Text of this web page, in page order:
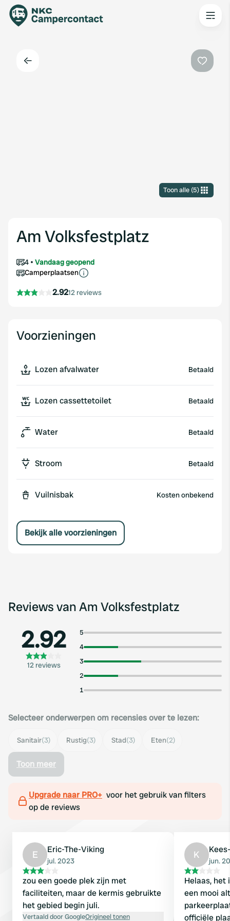
Toon alle(5)
Am Volksfestplatz
4
Vandaag geopend
Camperplaatsen
2.9212 reviews
Voorzieningen
Lozen afvalwater Betaald
Lozen cassettetoilet Betaald
Water Betaald
Stroom Betaald
Vuilnisbak Kosten onbekend
Bekijk alle voorzieningen
Reviews van Am Volksfestplatz
2.92
12 reviews
5
4
3
2
1
Selecteer onderwerpen om recensies over te lezen:
Sanitair(3) Rustig(3) Stad(3) Eten(2)
Toon meer
Upgrade naar PRO+ voor het gebruik van filters
op de reviews
E Eric-The-Viking
jul. 2023
zou een goede plek zijn met
faciliteiten, maar de kermis gebruikte
het gebied begin juli.
Vertaald door GoogleOrigineel tonen
K
jun.
Helaas, het
een mooi
officiële